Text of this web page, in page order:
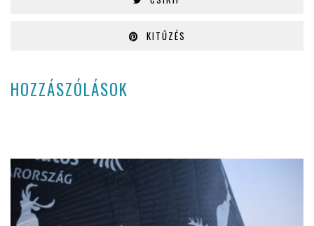
KITŰZÉS
HOZZÁSZÓLÁSOK